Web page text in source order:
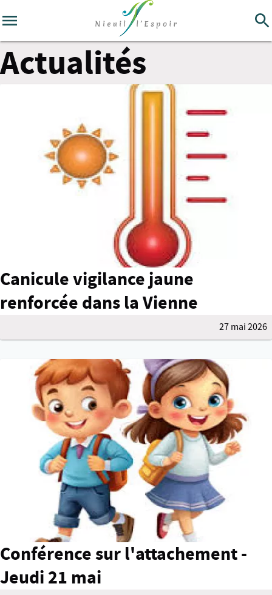
Actualités
Canicule vigilance jaune
renforcée dans la Vienne
27 mai 2026
Conférence sur l'attachement -
Jeudi 21 mai